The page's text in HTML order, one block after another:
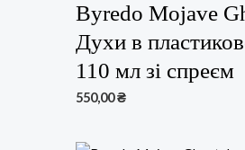
Byredo Mojave
Духи в
110 мл зі спреєм
550,00₴